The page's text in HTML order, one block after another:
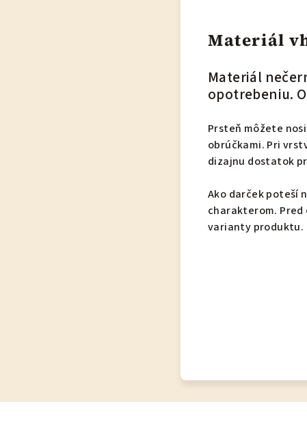
Materiál
Materiál
opotrebeniu.
Prsteň môžete
obrúčkami. Pri
dizajnu dostatok
Ako darček poteší
charakterom.
varianty produktu.